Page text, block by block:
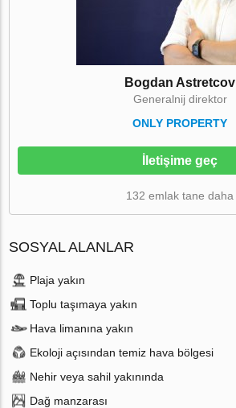
Bogdan Astretcov
Generalnij direktor
ONLY PROPERTY
İletişime geç
132 emlak tane daha
SOSYAL ALANLAR
Plaja yakın
Toplu taşımaya yakın
Hava limanına yakın
Ekoloji açısından temiz hava bölgesi
Nehir veya sahil yakınında
Dağ manzarası